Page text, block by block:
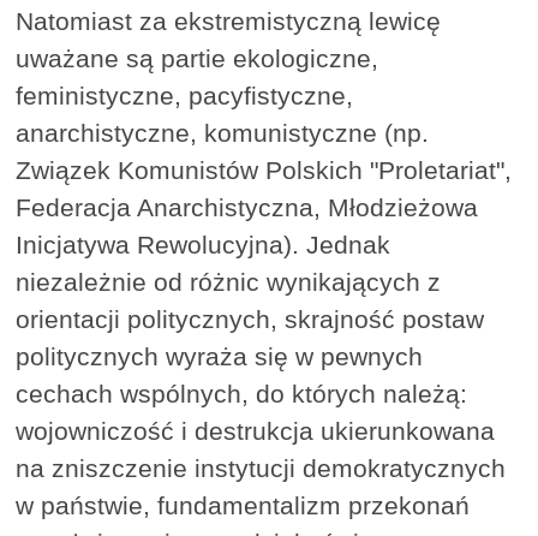
Natomiast za ekstremistyczną lewicę
uważane są partie ekologiczne,
feministyczne, pacyfistyczne,
anarchistyczne, komunistyczne (np.
Związek Komunistów Polskich "Proletariat",
Federacja Anarchistyczna, Młodzieżowa
Inicjatywa Rewolucyjna). Jednak
niezależnie od różnic wynikających z
orientacji politycznych, skrajność postaw
politycznych wyraża się w pewnych
cechach wspólnych, do których należą:
wojowniczość i destrukcja ukierunkowana
na zniszczenie instytucji demokratycznych
w państwie, fundamentalizm przekonań